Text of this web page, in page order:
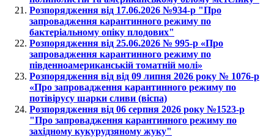
Розпорядження від 17.06.2026 №934-р "Про
запровадження карантинного режиму по
бактеріальному опіку плодових"
Розпорядження від 25.06.2026 № 995-р «Про
запровадження карантинного режиму по
південноамериканській томатній молі»
Розпорядження від від 09 липня 2026 року № 1076-р
«Про запровадження карантинного режиму по
потівірусу шарки сливи (віспа)
Розпорядження від 06 серпня 2026 року №1523-р
"Про запровадження карантинного режиму по
західному кукурудзяному жуку"